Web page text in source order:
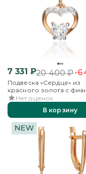
7 331 ₽20 400₽-
Подвеска «Сердце» из
красного золота с
Нет оценок
В корзину